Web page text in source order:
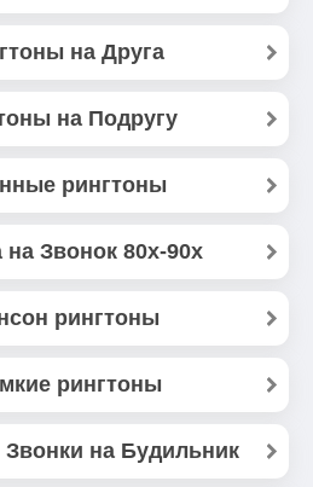
на Друга
на Подругу
рингтоны
Звонок 80х-90х
рингтоны
рингтоны
на Будильник